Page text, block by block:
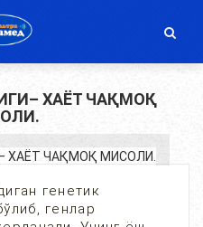
ХАЁТ ЧАҚМОҚ
генетик
генлар